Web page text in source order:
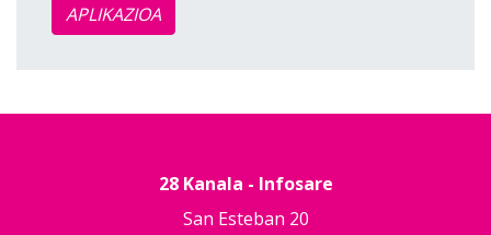
APLIKAZIOA
28 Kanala - Infosare
San Esteban 20